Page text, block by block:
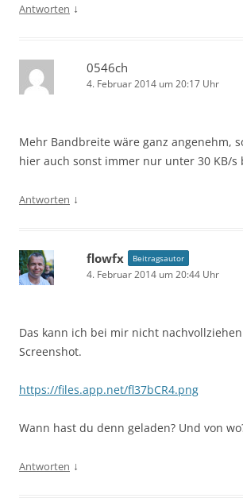
Antworten ↓
0546ch
4. Februar 2014 um 20:17 Uhr
Mehr Bandbreite wäre ganz angenehm,
hier auch sonst immer nur unter 30 KB/s
Antworten ↓
flowfx Beitragsautor
4. Februar 2014 um 20:44 Uhr
Das kann ich bei mir nicht
Screenshot.
https://files.app.net/fl37bCR4.png
Wann hast du denn geladen? Und von
Antworten ↓